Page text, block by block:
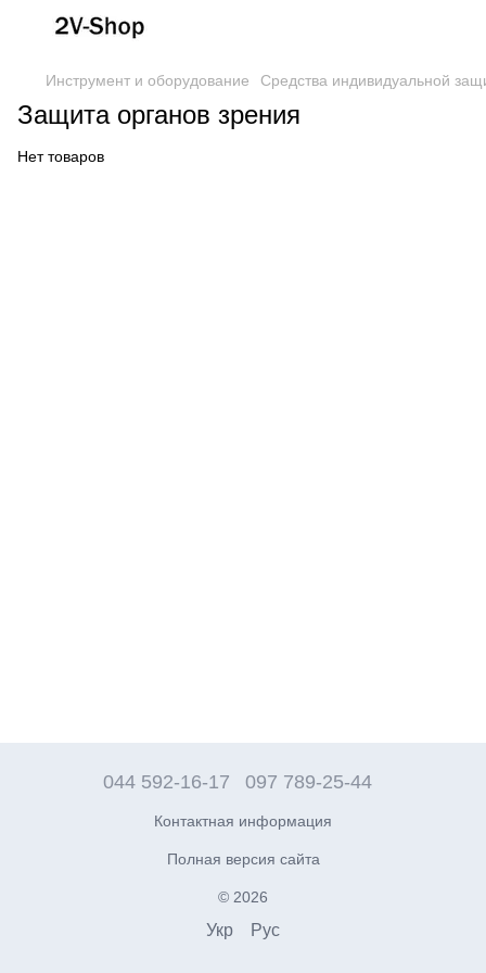
Инструмент и оборудование Средства индивидуальной
Защита органов зрения
Нет товаров
044 592-16-17 097 789-25-44
Контактная информация
Полная версия сайта
© 2026
Укр Рус